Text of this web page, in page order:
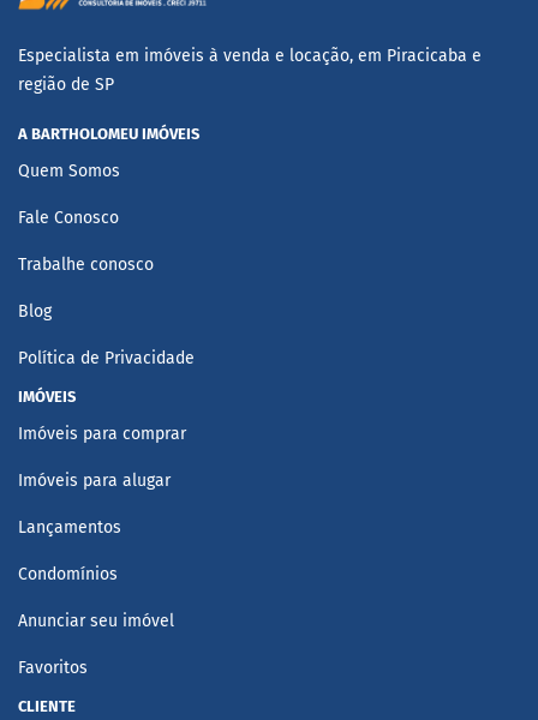
Especialista em imóveis à venda e locação, em Piracicaba e
região de SP
A BARTHOLOMEU IMÓVEIS
Quem Somos
Fale Conosco
Trabalhe conosco
Blog
Política de Privacidade
IMÓVEIS
Imóveis para comprar
Imóveis para alugar
Lançamentos
Condomínios
Anunciar seu imóvel
Favoritos
CLIENTE